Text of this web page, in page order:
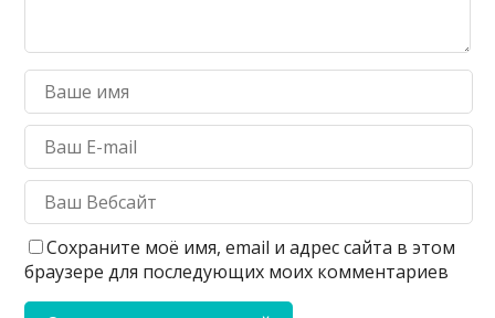
Сохраните моё имя, email и адрес сайта в этом
браузере для последующих моих комментариев